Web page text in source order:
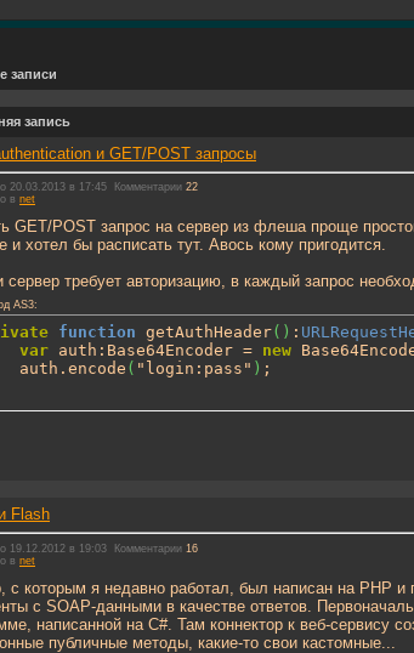
записи
запись
и GET/POST запросы
20.03.2013 в 17:45 Комментарии 22
в net
GET/POST запрос на сервер из флеша проще
и хотел бы расписать тут. Авось кому пригодится.
сервер требует авторизацию, в каждый запрос
AS3:
function getAuthHeader( ) :
var auth:Base64Encoder = new
	auth.encode
( "login:pass" ) ;
Flash
19.12.2012 в 19:03 Комментарии 16
в net
с которым я недавно работал, был написан на PHP
с SOAP-данными в качестве ответов.
написанной на C#. Там коннектор к веб-сервису
публичные методы, какие-то свои кастомные...